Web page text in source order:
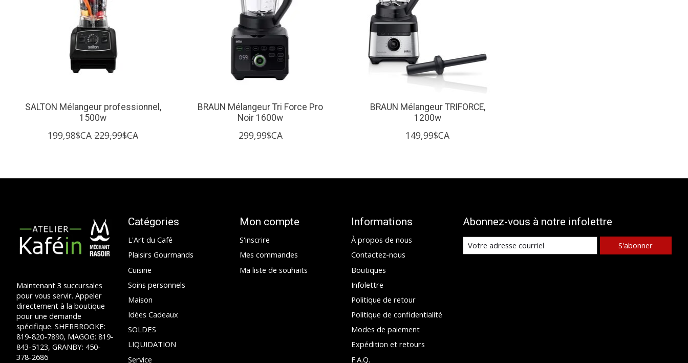
SALTON Mélangeur professionnel,
1500w
199,98$CA 229,99$CA
BRAUN Mélangeur Tri Force Pro
Noir 1600w
299,99$CA
BRAUN Mélangeur TRIFORCE,
1200w
149,99$CA
Maintenant 3 succursales
pour vous servir. Appeler
directement à la boutique
pour une demande
spécifique. SHERBROOKE:
819-820-7890, MAGOG: 819-
843-5123, GRANBY: 450-
378-2686
Catégories
L'Art du Café
Plaisirs Gourmands
Cuisine
Soins personnels
Maison
Idées Cadeaux
SOLDES
LIQUIDATION
Service
Mon compte
S'inscrire
Mes commandes
Ma liste de souhaits
Informations
À propos de nous
Contactez-nous
Boutiques
Infolettre
Politique de retour
Politique de confidentialité
Modes de paiement
Expédition et retours
F.A.Q.
Abonnez-vous à notre infolettre
S'abonner